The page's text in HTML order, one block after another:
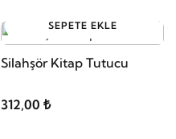
SEPETE EKLE
Silahşör Kitap Tutucu
312,00 ₺